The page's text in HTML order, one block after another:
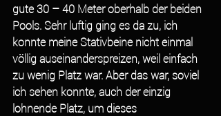
gute 30 – 40 Meter oberhalb der beiden
Pools. Sehr luftig ging es da zu, ich
konnte meine Stativbeine nicht einmal
völlig auseinanderspreizen, weil einfach
zu wenig Platz war. Aber das war, soviel
ich sehen konnte, auch der einzig
lohnende Platz, um dieses